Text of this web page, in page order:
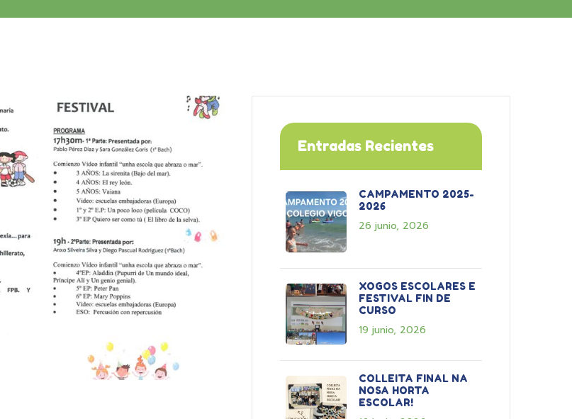
Entradas Recientes
CAMPAMENTO 2025-
2026
26 junio, 2026
XOGOS ESCOLARES E
FESTIVAL FIN DE
CURSO
19 junio, 2026
COLLEITA FINAL NA
NOSA HORTA
ESCOLAR!